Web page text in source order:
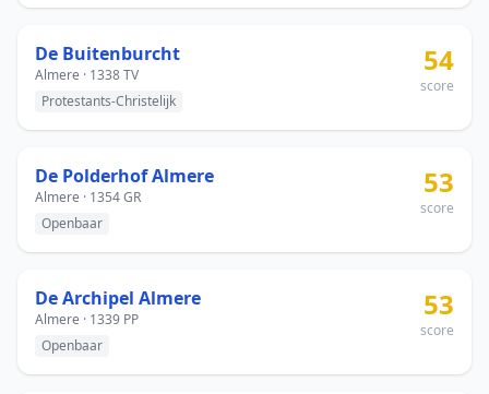
De Buitenburcht
Almere · 1338 TV
Protestants-Christelijk
54
score
De Polderhof Almere
Almere · 1354 GR
Openbaar
53
score
De Archipel Almere
Almere · 1339 PP
Openbaar
53
score